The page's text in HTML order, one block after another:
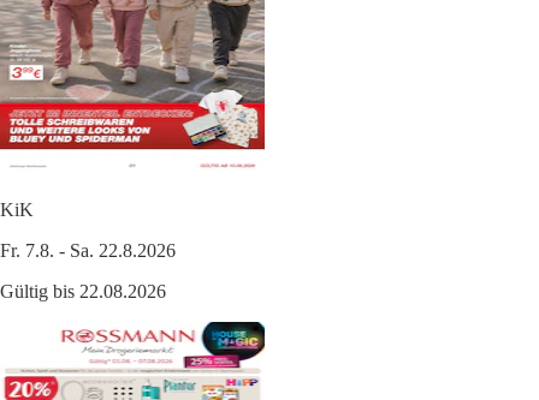
KiK
Fr. 7.8. - Sa. 22.8.2026
Gültig bis 22.08.2026